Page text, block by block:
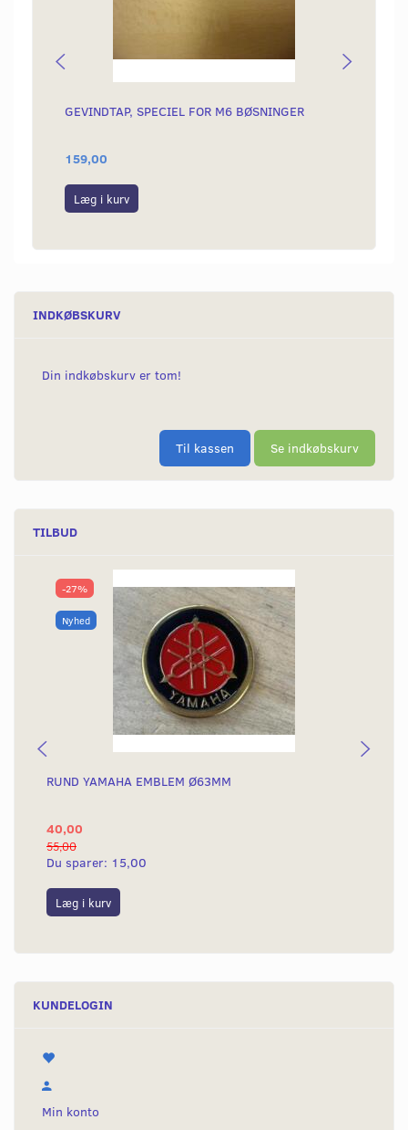
GEVINDTAP, SPECIEL FOR M6 BØSNINGER
159,00
Læg i kurv
INDKØBSKURV
Din indkøbskurv er tom!
Til kassen Se indkøbskurv
TILBUD
-27%
Nyhed
RUND YAMAHA EMBLEM Ø63MM
40,00
55,00
Du sparer: 15,00
Læg i kurv
KUNDELOGIN
Min konto